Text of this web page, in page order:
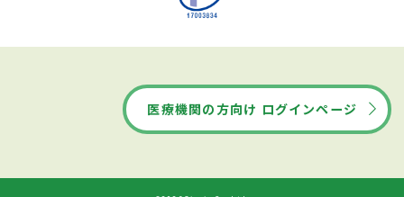
医療機関の方向け ログインページ